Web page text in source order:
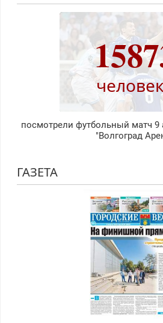
посмотрели футбольный матч 9
"Волгоград
ГАЗЕТА